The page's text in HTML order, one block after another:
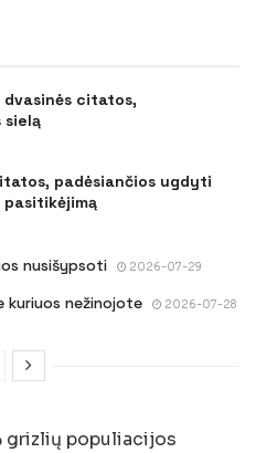
citatos,
sielą
padėsiančios ugdyti
pasitikėjimą
nusišypsoti 2026-07-29
kuriuos nežinojote 2026-07-28
grizlių populiacijos